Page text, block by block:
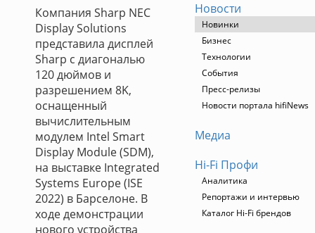
Компания Sharp NEC
Display Solutions
представила дисплей
Sharp с диагональю
120 дюймов и
разрешением 8K,
оснащенный
вычислительным
модулем Intel Smart
Display Module (SDM),
на выставке Integrated
Systems Europe (ISE
2022) в Барселоне. В
ходе демонстрации
нового устройства
Новости
Новинки
Бизнес
Технологии
События
Пресс-релизы
Новости портала hifiNews
Медиа
Hi-Fi Профи
Аналитика
Репортажи и интервью
Каталог Hi-Fi брендов